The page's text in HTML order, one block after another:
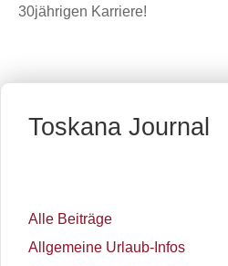
30jährigen Karriere!
Toskana Journal
Alle Beiträge
Allgemeine Urlaub-Infos